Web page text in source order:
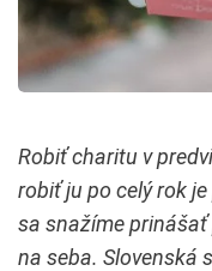
Robiť charitu v
robiť ju po celý rok
sa snažíme prinášať
na seba. Slovenská